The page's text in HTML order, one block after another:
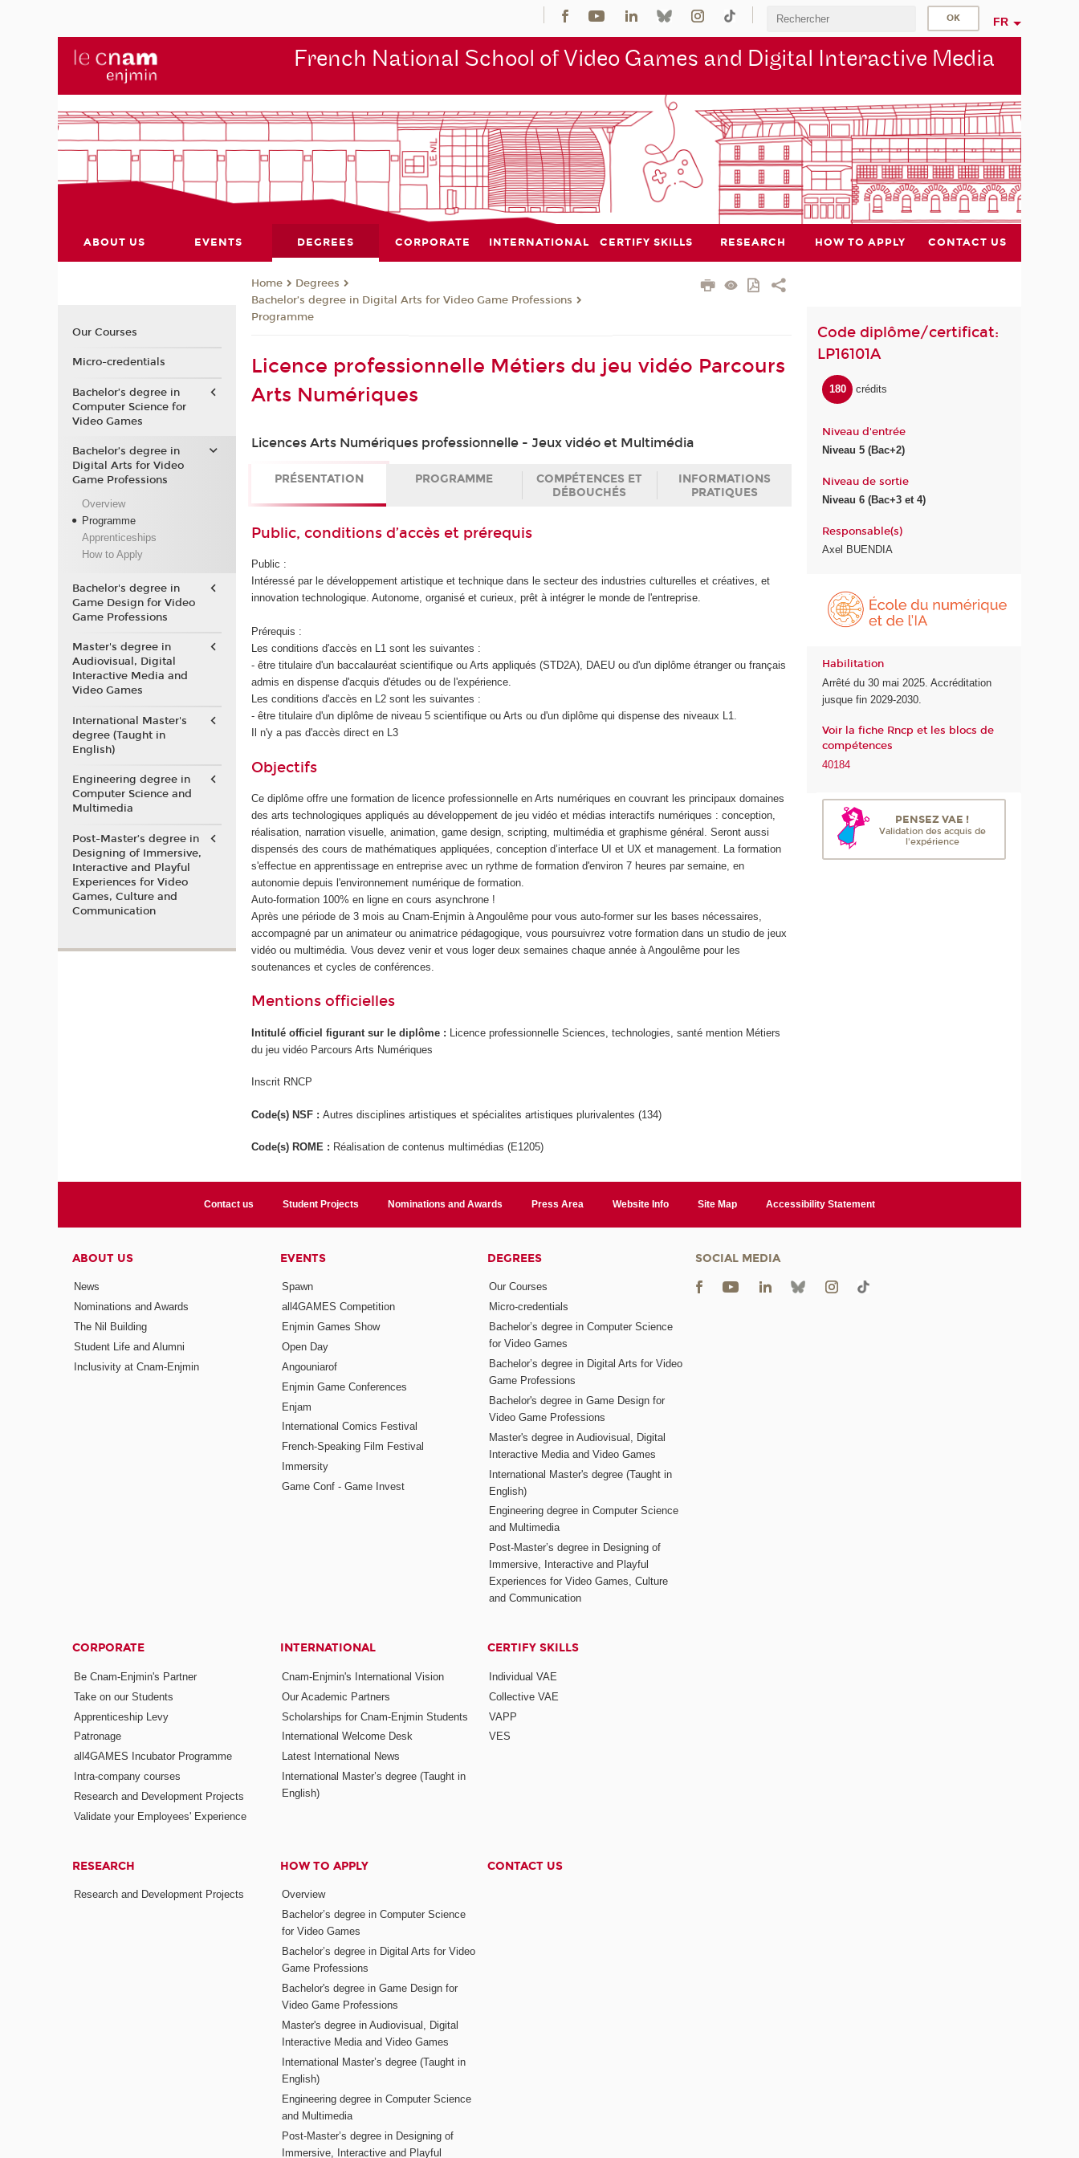
FR
French National School of Video Games and Digital Interactive Media
ABOUT US EVENTS DEGREES CORPORATE INTERNATIONAL CERTIFY SKILLS RESEARCH HOW TO APPLY CONTACT US
Home
Degrees
Bachelor’s degree in Digital Arts for Video Game Professions
Programme
Licence professionnelle Métiers du jeu vidéo Parcours
Arts Numériques
Licences Arts Numériques professionnelle - Jeux vidéo et Multimédia
PRÉSENTATION PROGRAMME
COMPÉTENCES ET
DÉBOUCHÉS
INFORMATIONS
PRATIQUES
Public, conditions d’accès et prérequis
Public :
Intéressé par le développement artistique et technique dans le secteur des industries culturelles et créatives, et
innovation technologique. Autonome, organisé et curieux, prêt à intégrer le monde de l'entreprise.
Prérequis :
Les conditions d'accès en L1 sont les suivantes :
- être titulaire d'un baccalauréat scientifique ou Arts appliqués (STD2A), DAEU ou d'un diplôme étranger ou français
admis en dispense d'acquis d'études ou de l'expérience.
Les conditions d'accès en L2 sont les suivantes :
- être titulaire d'un diplôme de niveau 5 scientifique ou Arts ou d'un diplôme qui dispense des niveaux L1.
Il n'y a pas d'accès direct en L3
Objectifs
Ce diplôme offre une formation de licence professionnelle en Arts numériques en couvrant les principaux domaines
des arts technologiques appliqués au développement de jeu vidéo et médias interactifs numériques : conception,
réalisation, narration visuelle, animation, game design, scripting, multimédia et graphisme général. Seront aussi
dispensés des cours de mathématiques appliquées, conception d’interface UI et UX et management. La formation
s'effectue en apprentissage en entreprise avec un rythme de formation d'environ 7 heures par semaine, en
autonomie depuis l'environnement numérique de formation.
Auto-formation 100% en ligne en cours asynchrone !
Après une période de 3 mois au Cnam-Enjmin à Angoulême pour vous auto-former sur les bases nécessaires,
accompagné par un animateur ou animatrice pédagogique, vous poursuivrez votre formation dans un studio de jeux
vidéo ou multimédia. Vous devez venir et vous loger deux semaines chaque année à Angoulême pour les
soutenances et cycles de conférences.
Mentions officielles
Intitulé officiel figurant sur le diplôme :
Licence professionnelle Sciences, technologies, santé mention Métiers
du jeu vidéo Parcours Arts Numériques
Inscrit RNCP
Code(s) NSF :Autres disciplines artistiques et spécialites artistiques plurivalentes (134)
Code(s) ROME : Réalisation de contenus multimédias (E1205)
Code diplôme/certificat:
LP16101A
180 crédits
Niveau d'entrée
Niveau 5 (Bac+2)
Niveau de sortie
Niveau 6 (Bac+3 et 4)
Responsable(s)
Axel BUENDIA
Habilitation
Arrêté du 30 mai 2025. Accréditation
jusque fin 2029-2030.
Voir la fiche Rncp et les blocs de
compétences
40184
PENSEZ VAE !
Validation des acquis de
l'expérience
Our Courses
Micro-credentials
Bachelor’s degree in
Computer Science for
Video Games
Bachelor’s degree in
Digital Arts for Video
Game Professions
Overview
Programme
Apprenticeships
How to Apply
Bachelor's degree in
Game Design for Video
Game Professions
Master's degree in
Audiovisual, Digital
Interactive Media and
Video Games
International Master's
degree (Taught in
English)
Engineering degree in
Computer Science and
Multimedia
Post-Master’s degree in
Designing of Immersive,
Interactive and Playful
Experiences for Video
Games, Culture and
Communication
Contact us Student Projects Nominations and Awards Press Area Website Info Site Map Accessibility Statement
ABOUT US
News
Nominations and Awards
The Nil Building
Student Life and Alumni
Inclusivity at Cnam-Enjmin
EVENTS
Spawn
all4GAMES Competition
Enjmin Games Show
Open Day
Angouniarof
Enjmin Game Conferences
Enjam
International Comics Festival
French-Speaking Film Festival
Immersity
Game Conf - Game Invest
DEGREES
Our Courses
Micro-credentials
Bachelor’s degree in Computer Science
for Video Games
Bachelor’s degree in Digital Arts for Video
Game Professions
Bachelor's degree in Game Design for
Video Game Professions
Master's degree in Audiovisual, Digital
Interactive Media and Video Games
International Master's degree (Taught in
English)
Engineering degree in Computer Science
and Multimedia
Post-Master’s degree in Designing of
Immersive, Interactive and Playful
Experiences for Video Games, Culture
and Communication
CORPORATE
Be Cnam-Enjmin's Partner
Take on our Students
Apprenticeship Levy
Patronage
all4GAMES Incubator Programme
Intra-company courses
Research and Development Projects
Validate your Employees' Experience
INTERNATIONAL
Cnam-Enjmin's International Vision
Our Academic Partners
Scholarships for Cnam-Enjmin Students
International Welcome Desk
Latest International News
International Master’s degree (Taught in
English)
CERTIFY SKILLS
Individual VAE
Collective VAE
VAPP
VES
RESEARCH
Research and Development Projects
HOW TO APPLY
Overview
Bachelor’s degree in Computer Science
for Video Games
Bachelor’s degree in Digital Arts for Video
Game Professions
Bachelor's degree in Game Design for
Video Game Professions
Master's degree in Audiovisual, Digital
Interactive Media and Video Games
International Master’s degree (Taught in
English)
Engineering degree in Computer Science
and Multimedia
Post-Master’s degree in Designing of
Immersive, Interactive and Playful
CONTACT US
SOCIAL MEDIA